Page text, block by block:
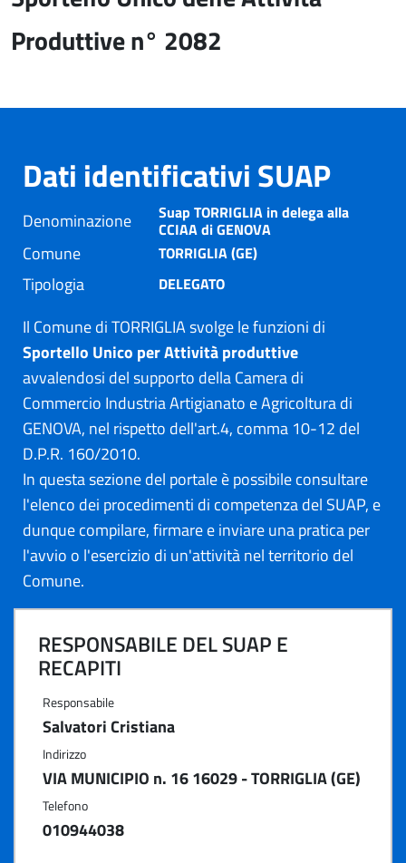
Produttive n° 2082
Dati identificativi SUAP
Denominazione Suap TORRIGLIA in delega alla
CCIAA di GENOVA
Comune TORRIGLIA (GE)
Tipologia DELEGATO
Il Comune di TORRIGLIA svolge le funzioni di
Sportello Unico per Attività produttive
avvalendosi del supporto della Camera di
Commercio Industria Artigianato e Agricoltura di
GENOVA, nel rispetto dell'art.4, comma 10-12 del
D.P.R. 160/2010.
In questa sezione del portale è possibile consultare
l'elenco dei procedimenti di competenza del SUAP, e
dunque compilare, firmare e inviare una pratica per
l'avvio o l'esercizio di un'attività nel territorio del
Comune.
RESPONSABILE DEL SUAP E
RECAPITI
Responsabile
Salvatori Cristiana
Indirizzo
VIA MUNICIPIO n. 16 16029 - TORRIGLIA (GE)
Telefono
010944038